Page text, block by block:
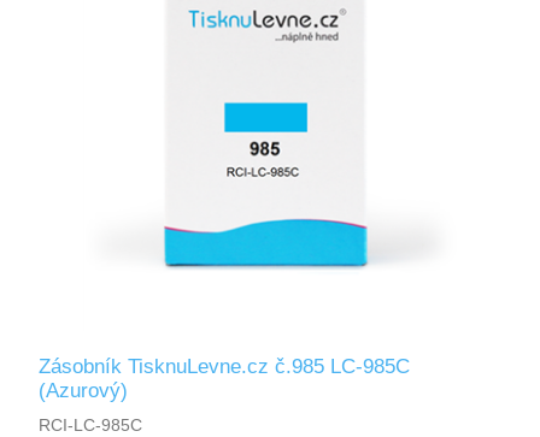
Zásobník TisknuLevne.cz č.985 LC-985C
(Azurový)
RCI-LC-985C